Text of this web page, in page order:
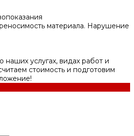
материала. Нарушение
услугах, видах работ и
стоимость и подготовим